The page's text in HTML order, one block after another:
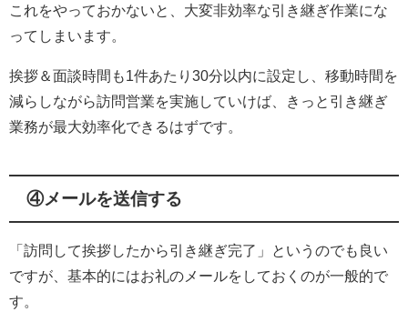
これをやっておかないと、大変非効率な引き継ぎ作業にな
ってしまいます。
挨拶＆面談時間も1件あたり30分以内に設定し、移動時間を
減らしながら訪問営業を実施していけば、きっと引き継ぎ
業務が最大効率化できるはずです。
④メールを送信する
「訪問して挨拶したから引き継ぎ完了」というのでも良い
ですが、基本的にはお礼のメールをしておくのが一般的で
す。